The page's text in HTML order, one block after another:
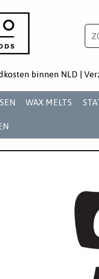
binnen NLD |
WAX MELTS
Wil je